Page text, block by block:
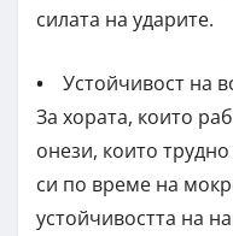
силата на ударите.
• Устойчивост на
За хората, които
онези, които
си по време на
устойчивостта на